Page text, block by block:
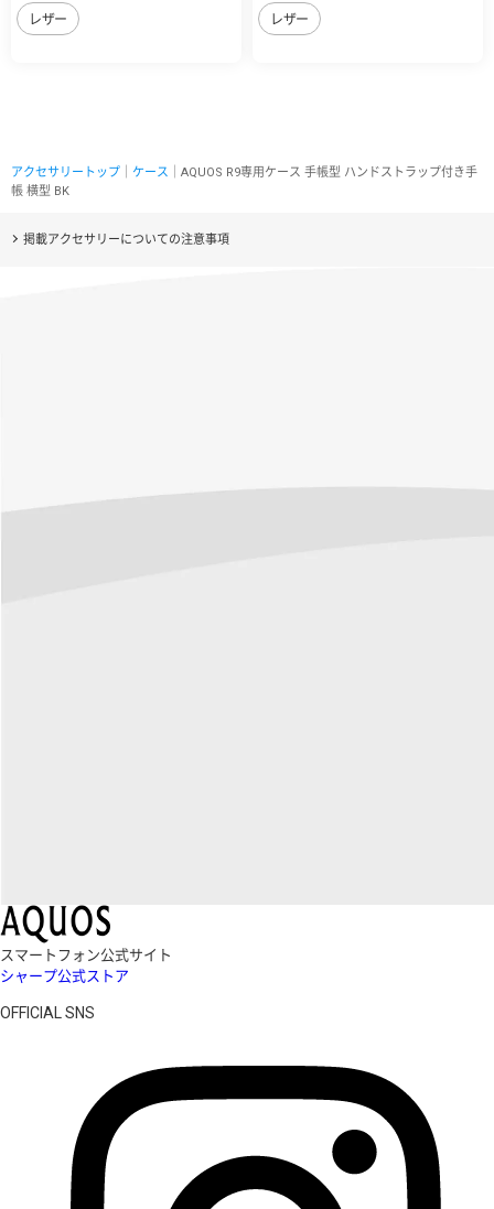
レザー レザー
アクセサリートップ ケース ｜AQUOS R9専用ケース 手帳型 ハンドストラップ付き手
帳 横型 BK
掲載アクセサリーについての注意事項
スマートフォン公式サイト
シャープ公式ストア
OFFICIAL SNS